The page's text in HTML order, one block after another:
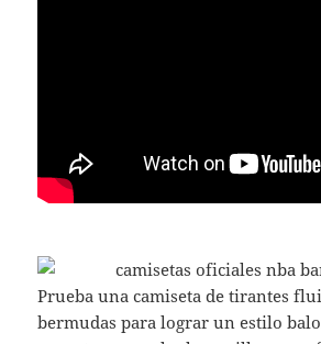
Prueba una camiseta de tirantes
bermudas para lograr un estilo